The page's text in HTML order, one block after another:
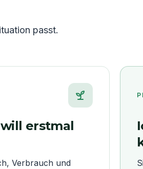
passt.
erstmal
Verbrauch und